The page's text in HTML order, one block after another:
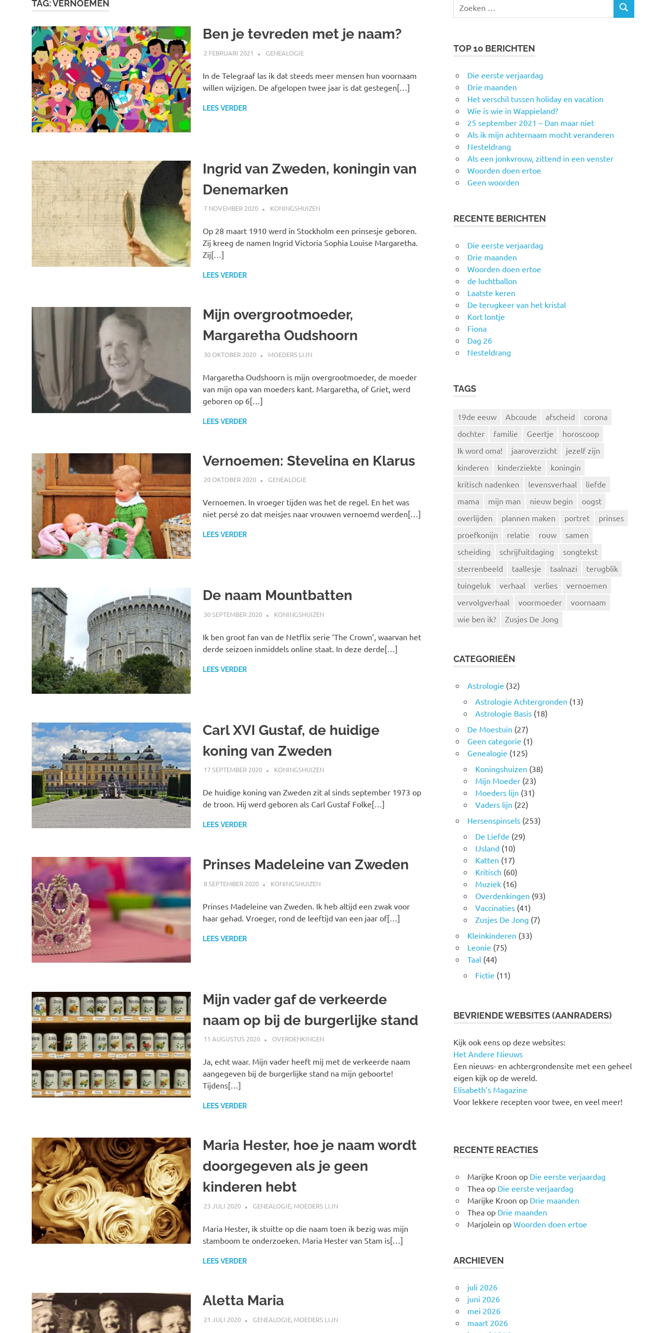
TAG:VERNOEMEN
Ben je tevreden met je naam?
2 FEBRUARI 2021 MARJOLEIN
GENEALOGIE
In de Telegraaf las ik dat steeds meer mensen hun voornaam
willen wijzigen. De afgelopen twee jaar is dat gestegen[…]
LEES VERDER
Ingrid van Zweden, koningin van
Denemarken
7 NOVEMBER 2020 MARJOLEIN
KONINGSHUIZEN
Op 28 maart 1910 werd in Stockholm een prinsesje geboren.
Zij kreeg de namen Ingrid Victoria Sophia Louise Margaretha.
Zij[…]
LEES VERDER
Mijn overgrootmoeder,
Margaretha Oudshoorn
30 OKTOBER 2020 MARJOLEIN
MOEDERS LIJN
Margaretha Oudshoorn is mijn overgrootmoeder, de moeder
van mijn opa van moeders kant. Margaretha, of Griet, werd
geboren op 6[…]
LEES VERDER
Vernoemen: Stevelina en Klarus
20 OKTOBER 2020 MARJOLEIN
GENEALOGIE
Vernoemen. In vroeger tijden was het de regel. En het was
niet persé zo dat meisjes naar vrouwen vernoemd werden[…]
LEES VERDER
De naam Mountbatten
30 SEPTEMBER 2020 MARJOLEIN
KONINGSHUIZEN
Ik ben groot fan van de Netflix serie ‘The Crown’, waarvan het
derde seizoen inmiddels online staat. In deze derde[…]
LEES VERDER
Carl XVI Gustaf, de huidige
koning van Zweden
17 SEPTEMBER 2020 MARJOLEIN
KONINGSHUIZEN
De huidige koning van Zweden zit al sinds september 1973 op
de troon. Hij werd geboren als Carl Gustaf Folke[…]
LEES VERDER
Prinses Madeleine van Zweden
8 SEPTEMBER 2020 MARJOLEIN
KONINGSHUIZEN
Prinses Madeleine van Zweden. Ik heb altijd een zwak voor
haar gehad. Vroeger, rond de leeftijd van een jaar of[…]
LEES VERDER
Mijn vader gaf de verkeerde
naam op bij de burgerlijke stand
11 AUGUSTUS 2020 MARJOLEIN
OVERDENKINGEN
Ja, echt waar. Mijn vader heeft mij met de verkeerde naam
aangegeven bij de burgerlijke stand na mijn geboorte!
Tijdens[…]
LEES VERDER
Maria Hester, hoe je naam wordt
doorgegeven als je geen
kinderen hebt
23 JULI 2020 MARJOLEIN
GENEALOGIE, MOEDERS LIJN
Maria Hester, ik stuitte op die naam toen ik bezig was mijn
stamboom te onderzoeken. Maria Hester van Stam is[…]
LEES VERDER
Aletta Maria
21 JULI 2020 MARJOLEIN
GENEALOGIE, MOEDERS LIJN
naar:
ZOEKEN
TOP 10 BERICHTEN
Die eerste verjaardag
Drie maanden
Het verschil tussen holiday en vacation
Wie is wie in Wappieland?
25 september 2021 – Dan maar niet
Als ik mijn achternaam mocht veranderen
Nesteldrang
Als een jonkvrouw, zittend in een venster
Woorden doen ertoe
Geen woorden
RECENTE BERICHTEN
Die eerste verjaardag
Drie maanden
Woorden doen ertoe
de luchtballon
Laatste keren
De terugkeer van het kristal
Kort lontje
Fiona
Dag 26
Nesteldrang
TAGS
19de eeuw Abcoude afscheid
corona
dochter
familie Geertje
horoscoop
Ik word oma!
jaaroverzicht
jezelf zijn
kinderen
kinderziekte
koningin
kritisch nadenken
levensverhaal
liefde
mama
mijn man nieuw begin
oogst
overlijden
plannen maken portret
prinses
proefkonijn
relatie rouw
samen
scheiding
schrijfuitdaging
songtekst
sterrenbeeld
taallesje taalnazi
terugblik
tuingeluk
verhaal verlies
vernoemen
vervolgverhaal
voormoeder
voornaam
wie ben ik?
Zusjes De Jong
CATEGORIEËN
Astrologie (32)
Astrologie Achtergronden (13)
Astrologie Basis (18)
De Moestuin (27)
Geen categorie (1)
Genealogie (125)
Koningshuizen (38)
Mijn Moeder (23)
Moeders lijn (31)
Vaders lijn (22)
Hersenspinsels (253)
De Liefde (29)
IJsland (10)
Katten (17)
Kritisch (60)
Muziek (16)
Overdenkingen (93)
Vaccinaties (41)
Zusjes De Jong (7)
Kleinkinderen (33)
Leonie (75)
Taal (44)
Fictie (11)
BEVRIENDE WEBSITES (AANRADERS)
Kijk ook eens op deze websites:
Het Andere Nieuws
Een nieuws- en achtergrondensite met een geheel
eigen kijk op de wereld.
Elisabeth’s Magazine
Voor lekkere recepten voor twee, en veel meer!
RECENTE REACTIES
Marijke Kroon op Die eerste verjaardag
Thea op Die eerste verjaardag
Marijke Kroon op Drie maanden
Thea op Drie maanden
Marjolein op Woorden doen ertoe
ARCHIEVEN
juli 2026
juni 2026
mei 2026
maart 2026